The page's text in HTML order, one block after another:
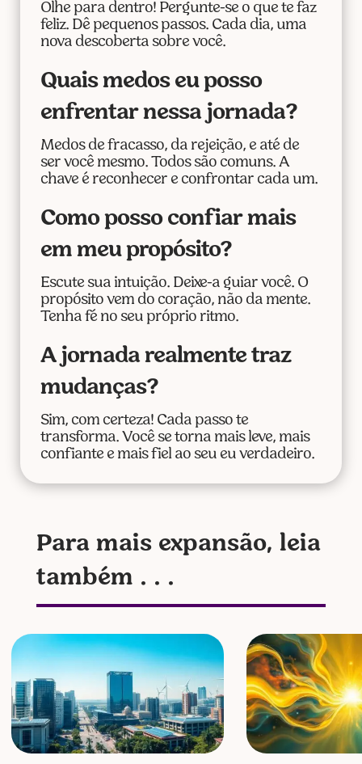
Olhe para dentro! Pergunte-se o que te faz
feliz. Dê pequenos passos. Cada dia, uma
nova descoberta sobre você.
Quais medos eu posso
enfrentar nessa jornada?
Medos de fracasso, da rejeição, e até de
ser você mesmo. Todos são comuns. A
chave é reconhecer e confrontar cada um.
Como posso confiar mais
em meu propósito?
Escute sua intuição. Deixe-a guiar você. O
propósito vem do coração, não da mente.
Tenha fé no seu próprio ritmo.
A jornada realmente traz
mudanças?
Sim, com certeza! Cada passo te
transforma. Você se torna mais leve, mais
confiante e mais fiel ao seu eu verdadeiro.
Para mais expansão, leia
também . . .